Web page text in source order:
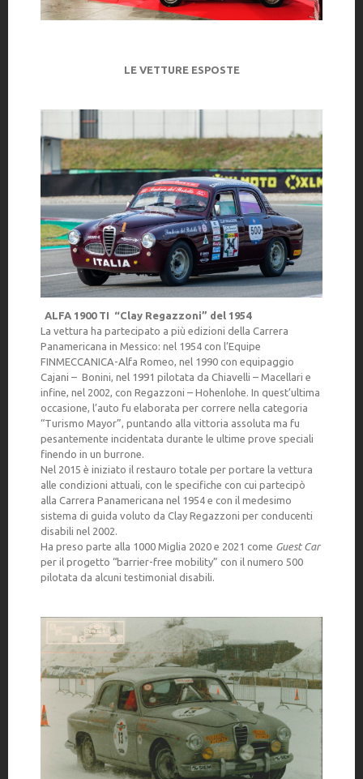
LE VETTURE ESPOSTE
ALFA 1900 TI “Clay Regazzoni” del 1954
La vettura ha partecipato a più edizioni della Carrera
Panamericana in Messico: nel 1954 con l’Equipe
FINMECCANICA-Alfa Romeo, nel 1990 con equipaggio
Cajani – Bonini, nel 1991 pilotata da Chiavelli – Macellari e
infine, nel 2002, con Regazzoni – Hohenlohe. In quest’ultima
occasione, l’auto fu elaborata per correre nella categoria
“Turismo Mayor”, puntando alla vittoria assoluta ma fu
pesantemente incidentata durante le ultime prove speciali
finendo in un burrone.
Nel 2015 è iniziato il restauro totale per portare la vettura
alle condizioni attuali, con le specifiche con cui partecipò
alla Carrera Panamericana nel 1954 e con il medesimo
sistema di guida voluto da Clay Regazzoni per conducenti
disabili nel 2002.
Ha preso parte alla 1000 Miglia 2020 e 2021 come Guest Car
per il progetto “barrier-free mobility” con il numero 500
pilotata da alcuni testimonial disabili.